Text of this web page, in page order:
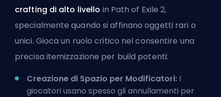
crafting di alto livello in Path of Exile 2,
specialmente quando si affinano oggetti rari o
unici. Gioca un ruolo critico nel consentire una
precisa itemizzazione per build potenti:
Creazione di Spazio per Modificatori: I
giocatori usano spesso gli annullamenti per